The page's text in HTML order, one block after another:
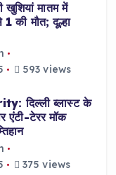
मातम में
1 की मौत; दूल्हा
593 views
दिल्ली ब्लास्ट के
एंटी-टेरर मॉक
375 views